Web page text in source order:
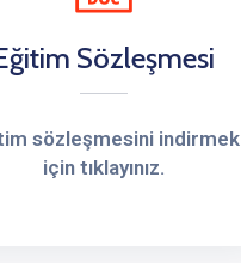
Sözleşmesi
sözleşmesini indirmek
için tıklayınız.